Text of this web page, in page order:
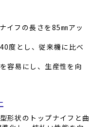
イフの長さを85㎜アッ
度とし、従来機に比べ
容易にし、生産性を向
形状のトップナイフと曲